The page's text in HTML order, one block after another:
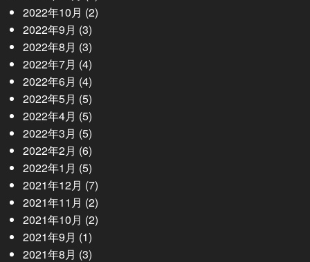
2022年10月 (2)
2022年9月 (3)
2022年8月 (3)
2022年7月 (4)
2022年6月 (4)
2022年5月 (5)
2022年4月 (5)
2022年3月 (5)
2022年2月 (6)
2022年1月 (5)
2021年12月 (7)
2021年11月 (2)
2021年10月 (2)
2021年9月 (1)
2021年8月 (3)